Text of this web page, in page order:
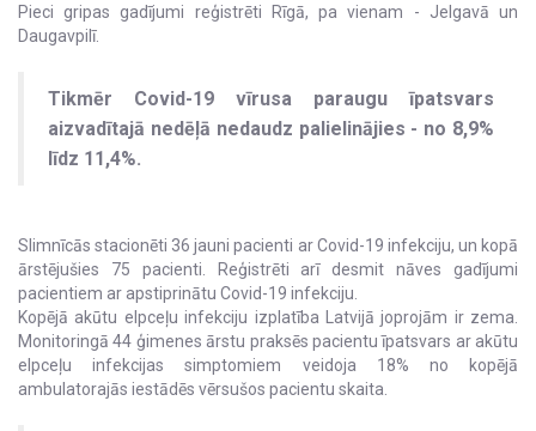
Pieci gripas gadījumi reģistrēti Rīgā, pa vienam - Jelgavā un
Daugavpilī.
Tikmēr Covid-19 vīrusa paraugu īpatsvars
aizvadītajā nedēļā nedaudz palielinājies - no 8,9%
līdz 11,4%.
Slimnīcās stacionēti 36 jauni pacienti ar Covid-19 infekciju, un kopā
ārstējušies 75 pacienti. Reģistrēti arī desmit nāves gadījumi
pacientiem ar apstiprinātu Covid-19 infekciju.
Kopējā akūtu elpceļu infekciju izplatība Latvijā joprojām ir zema.
Monitoringā 44 ģimenes ārstu praksēs pacientu īpatsvars ar akūtu
elpceļu infekcijas simptomiem veidoja 18% no kopējā
ambulatorajās iestādēs vērsušos pacientu skaita.